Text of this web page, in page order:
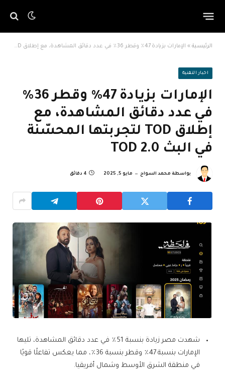
الرئيسية » الإمارات بزيادة 47٪ وقطر 36٪ في عدد دقائق المشاهدة، مع إطلاق TOD لتجربتها المحسّنة في البث TOD 2.0
اخبار التقنية
الإمارات بزيادة 47٪ وقطر 36٪
في عدد دقائق المشاهدة، مع
إطلاق TOD لتجربتها المحسّنة
في البث TOD 2.0
بواسطة محمد السواح مايو 5, 2025 4 دقائق
شهدت مصر زيادة بنسبة 51٪ في عدد دقائق المشاهدة، تليها
الإمارات بنسبة 47٪ وقطر بنسبة 36٪، مما يعكس تفاعلًا قويًا
في منطقة الشرق الأوسط وشمال أفريقيا.